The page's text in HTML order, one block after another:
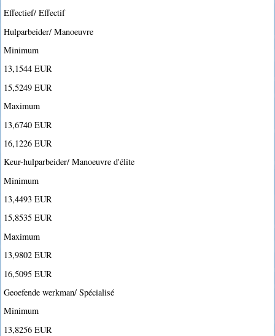
Effectief/ Effectif
Hulparbeider/ Manoeuvre
Minimum
13,1544 EUR
15,5249 EUR
Maximum
13,6740 EUR
16,1226 EUR
Keur-hulparbeider/ Manoeuvre d'élite
Minimum
13,4493 EUR
15,8535 EUR
Maximum
13,9802 EUR
16,5095 EUR
Geoefende werkman/ Spécialisé
Minimum
13,8256 EUR